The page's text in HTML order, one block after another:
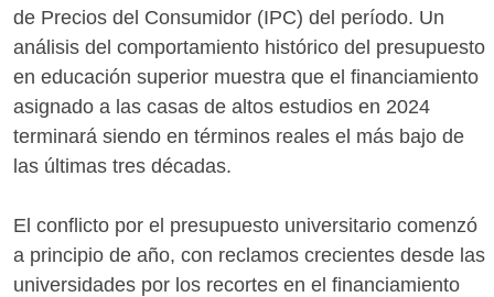
de Precios del Consumidor (IPC) del período. Un
análisis del comportamiento histórico del presupuesto
en educación superior muestra que el financiamiento
asignado a las casas de altos estudios en 2024
terminará siendo en términos reales el más bajo de
las últimas tres décadas.
El conflicto por el presupuesto universitario comenzó
a principio de año, con reclamos crecientes desde las
universidades por los recortes en el financiamiento